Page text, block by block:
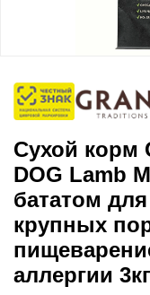
Сухой корм
DOG Lamb
бататом
крупных
аллергии 3кг